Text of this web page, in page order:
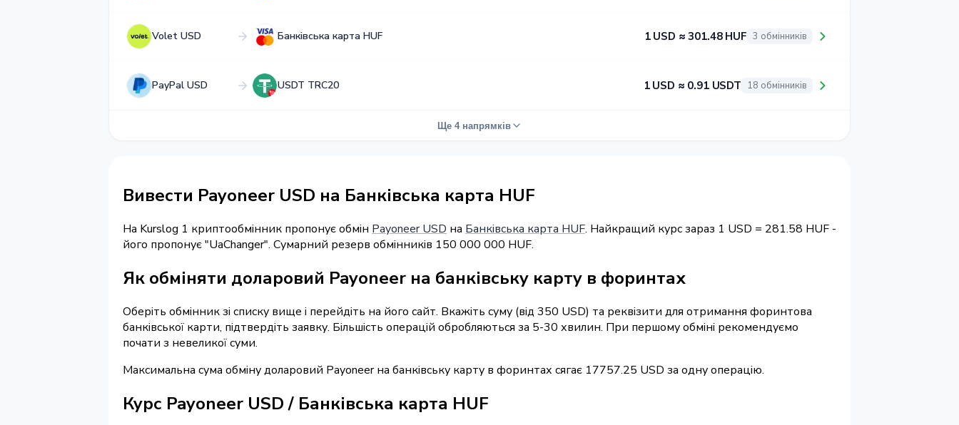
Volet USD Банківська карта HUF 1 USD ≈ 301.48 HUF 3 обмінників
PayPal USD USDT TRC20 1 USD ≈ 0.91 USDT 18 обмінників
Ще 4 напрямків
Вивести Payoneer USD на Банківська карта HUF
На Kurslog 1 криптообмінник пропонує обмін Payoneer USD на Банківська карта HUF. Найкращий курс зараз 1 USD = 281.58 HUF -
його пропонує "UaChanger". Сумарний резерв обмінників 150 000 000 HUF.
Як обміняти доларовий Payoneer на банківську карту в форинтах
Оберіть обмінник зі списку вище і перейдіть на його сайт. Вкажіть суму (від 350 USD) та реквізити для отримання форинтова
банківської карти, підтвердіть заявку. Більшість операцій обробляються за 5-30 хвилин. При першому обміні рекомендуємо
почати з невеликої суми.
Максимальна сума обміну доларовий Payoneer на банківську карту в форинтах сягає 17757.25 USD за одну операцію.
Курс Payoneer USD / Банківська карта HUF